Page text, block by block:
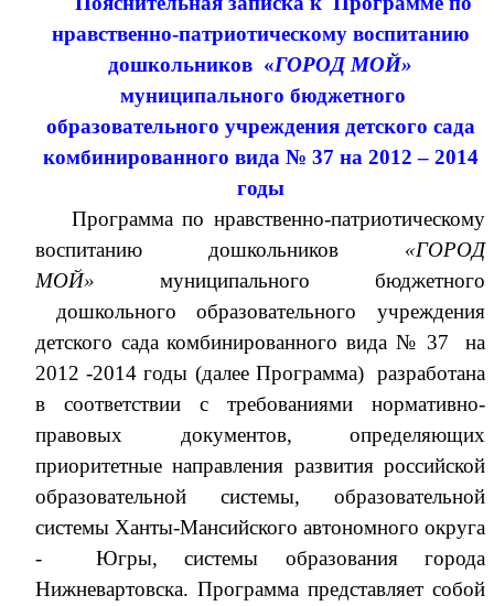
нравственно-патриотическому воспитанию
дошкольников «ГОРОД МОЙ»
муниципального бюджетного
образовательного учреждения детского сада
комбинированного вида № 37 на 2012 – 2014
годы
Программа по нравственно-патриотическому
воспитанию дошкольников «ГОРОД
МОЙ» муниципального бюджетного
дошкольного образовательного учреждения
детского сада комбинированного вида № 37 на
2012 -2014 годы (далее Программа) разработана
в соответствии с требованиями нормативно-
правовых документов, определяющих
приоритетные направления развития российской
образовательной системы, образовательной
системы Ханты-Мансийского автономного округа
- Югры, системы образования города
Нижневартовска. Программа представляет собой